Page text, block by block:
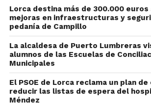
Lorca destina más de 300.000 euros
mejoras en infraestructuras y
pedanía de Campillo
La alcaldesa de Puerto Lumbreras
alumnos de las Escuelas de
Municipales
El PSOE de Lorca reclama un plan
reducir las listas de espera del
Méndez